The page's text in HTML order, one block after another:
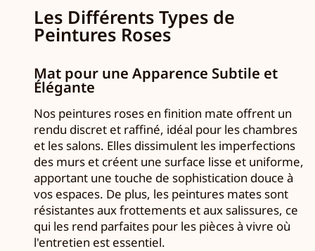
Les Différents Types de
Peintures Roses
Mat pour une Apparence Subtile et
Élégante
Nos peintures roses en finition mate offrent un
rendu discret et raffiné, idéal pour les chambres
et les salons. Elles dissimulent les imperfections
des murs et créent une surface lisse et uniforme,
apportant une touche de sophistication douce à
vos espaces. De plus, les peintures mates sont
résistantes aux frottements et aux salissures, ce
qui les rend parfaites pour les pièces à vivre où
l'entretien est essentiel.